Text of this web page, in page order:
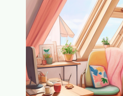
R
T
A
B
E
L